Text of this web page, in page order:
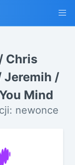
Chris
Jeremih /
Mind
newonce